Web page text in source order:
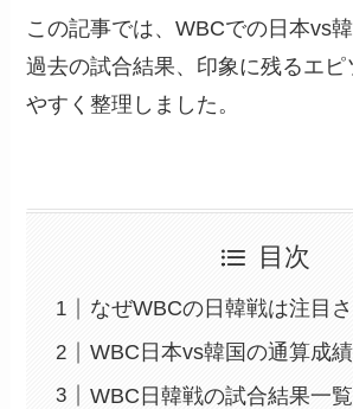
この記事では、WBCでの日本vs
過去の試合結果、印象に残るエピ
やすく整理しました。
目次
なぜWBCの日韓戦は注目
WBC日本vs韓国の通算成績
WBC日韓戦の試合結果一覧